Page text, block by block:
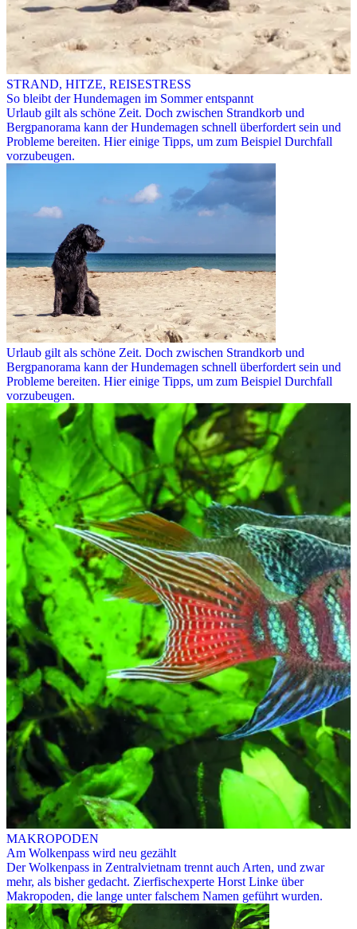
STRAND, HITZE, REISESTRESS
So bleibt der Hundemagen im Sommer entspannt
Urlaub gilt als schöne Zeit. Doch zwischen Strandkorb und
Bergpanorama kann der Hundemagen schnell überfordert sein und
Probleme bereiten. Hier einige Tipps, um zum Beispiel Durchfall
vorzubeugen.
Urlaub gilt als schöne Zeit. Doch zwischen Strandkorb und
Bergpanorama kann der Hundemagen schnell überfordert sein und
Probleme bereiten. Hier einige Tipps, um zum Beispiel Durchfall
vorzubeugen.
MAKROPODEN
Am Wolkenpass wird neu gezählt
Der Wolkenpass in Zentralvietnam trennt auch Arten, und zwar
mehr, als bisher gedacht. Zierfischexperte Horst Linke über
Makropoden, die lange unter falschem Namen geführt wurden.